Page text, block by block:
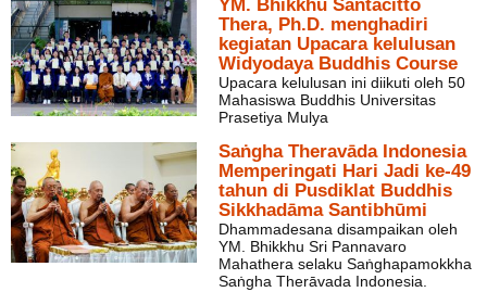
YM. Bhikkhu Santacitto
Thera, Ph.D. menghadiri
kegiatan Upacara kelulusan
Widyodaya Buddhis Course
Upacara kelulusan ini diikuti oleh 50
Mahasiswa Buddhis Universitas
Prasetiya Mulya
Saṅgha Theravāda Indonesia
Memperingati Hari Jadi ke-49
tahun di Pusdiklat Buddhis
Sikkhadāma Santibhūmi
Dhammadesana disampaikan oleh
YM. Bhikkhu Sri Pannavaro
Mahathera selaku Saṅghapamokkha
Saṅgha Therāvada Indonesia.